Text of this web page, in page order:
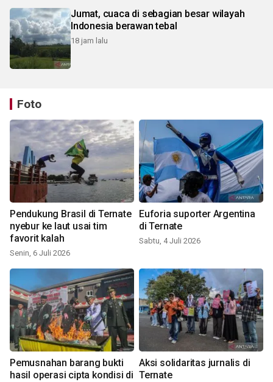
Jumat, cuaca di sebagian besar wilayah
Indonesia berawan tebal
18 jam lalu
Foto
Pendukung Brasil di Ternate
nyebur ke laut usai tim
favorit kalah
Senin, 6 Juli 2026
Euforia suporter Argentina
di Ternate
Sabtu, 4 Juli 2026
Pemusnahan barang bukti
hasil operasi cipta kondisi di
Aksi solidaritas jurnalis di
Ternate